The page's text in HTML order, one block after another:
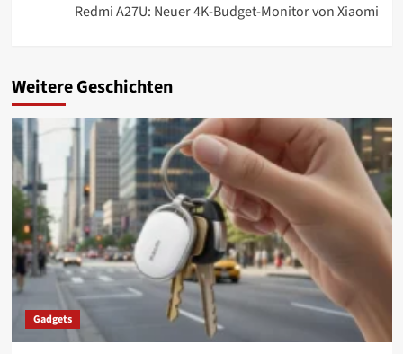
Redmi A27U: Neuer 4K-Budget-Monitor von Xiaomi
Weitere Geschichten
Gadgets